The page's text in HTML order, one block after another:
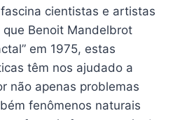
cientistas e artistas
Benoit Mandelbrot
em 1975, estas
têm nos ajudado a
não apenas problemas
fenômenos naturais